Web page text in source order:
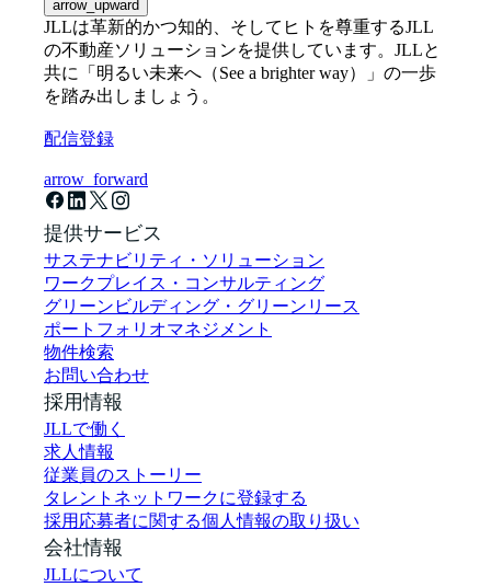
arrow_upward
JLLは革新的かつ知的、そしてヒトを尊重するJLL
の不動産ソリューションを提供しています。JLLと
共に「明るい未来へ（See a brighter way）」の一歩
を踏み出しましょう。
配信登録
arrow_forward
提供サービス
サステナビリティ・ソリューション
ワークプレイス・コンサルティング
グリーンビルディング・グリーンリース
ポートフォリオマネジメント
物件検索
お問い合わせ
採用情報
JLLで働く
求人情報
従業員のストーリー
タレントネットワークに登録する
採用応募者に関する個人情報の取り扱い
会社情報
JLLについて